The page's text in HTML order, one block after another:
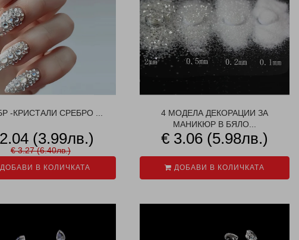
-КРИСТАЛИ СРЕБРО ...
(3.99лв.)
€ 3.27 (6.40лв.)
ДОБАВИ В КОЛИЧКАТА
4 МОДЕЛА ДЕКОРАЦИИ ЗА
МАНИКЮР В БЯЛО...
€ 3.06 (5.98лв.)
ДОБАВИ В КОЛИЧКАТА